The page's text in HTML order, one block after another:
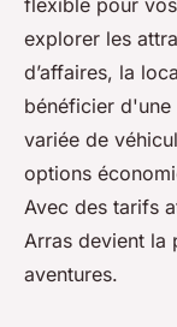
flexible pour
explorer les
d’affaires, la
bénéficier
variée de
options
Avec des tarifs
Arras devient la
aventures.